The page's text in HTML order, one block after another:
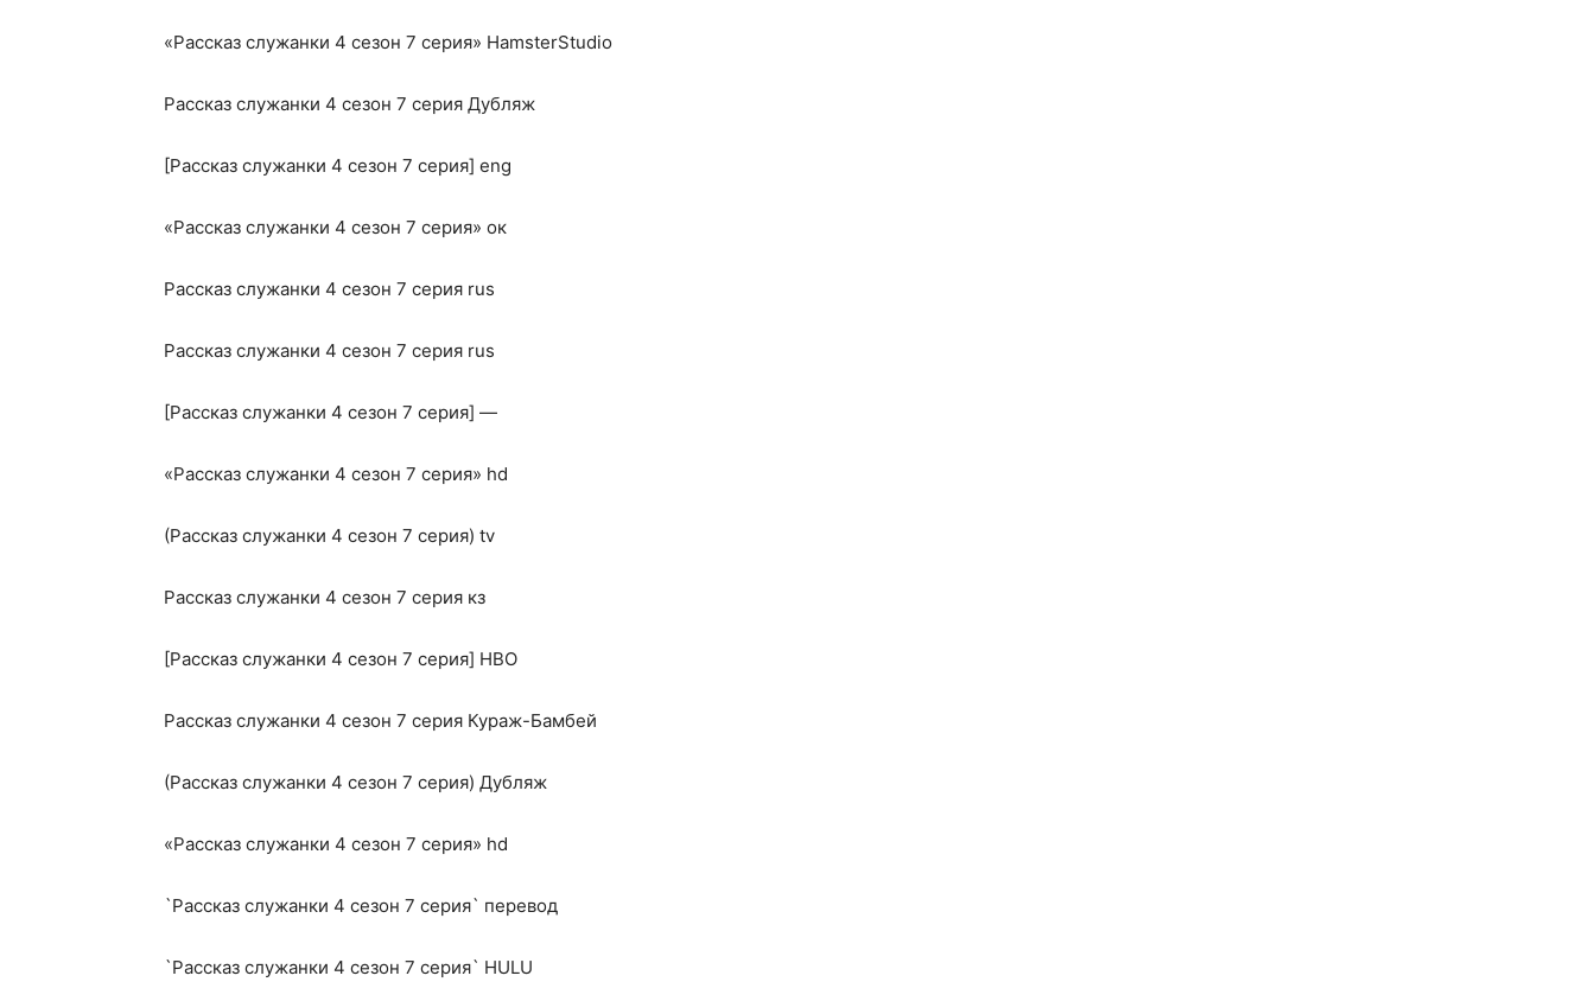
«Рассказ служанки 4 сезон 7 серия» HamsterStudio
Рассказ служанки 4 сезон 7 серия Дубляж
[Рассказ служанки 4 сезон 7 серия] eng
«Рассказ служанки 4 сезон 7 серия» ок
Рассказ служанки 4 сезон 7 серия rus
Рассказ служанки 4 сезон 7 серия rus
[Рассказ служанки 4 сезон 7 серия] —
«Рассказ служанки 4 сезон 7 серия» hd
(Рассказ служанки 4 сезон 7 серия) tv
Рассказ служанки 4 сезон 7 серия кз
[Рассказ служанки 4 сезон 7 серия] HBO
Рассказ служанки 4 сезон 7 серия Кураж-Бамбей
(Рассказ служанки 4 сезон 7 серия) Дубляж
«Рассказ служанки 4 сезон 7 серия» hd
`Рассказ служанки 4 сезон 7 серия` перевод
`Рассказ служанки 4 сезон 7 серия` HULU